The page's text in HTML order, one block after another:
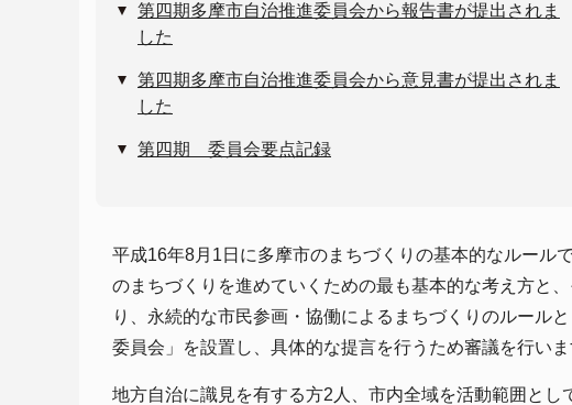
第四期多摩市自治推進委員会から報告書が提出されま
した
第四期多摩市自治推進委員会から意見書が提出されま
した
第四期 委員会要点記録
平成16年8月1日に多摩市のまちづくりの基本的なルール
のまちづくりを進めていくための最も基本的な考え方と
り、永続的な市民参画・協働によるまちづくりのルール
委員会」を設置し、具体的な提言を行うため審議を行いま
地方自治に識見を有する方2人、市内全域を活動範囲と